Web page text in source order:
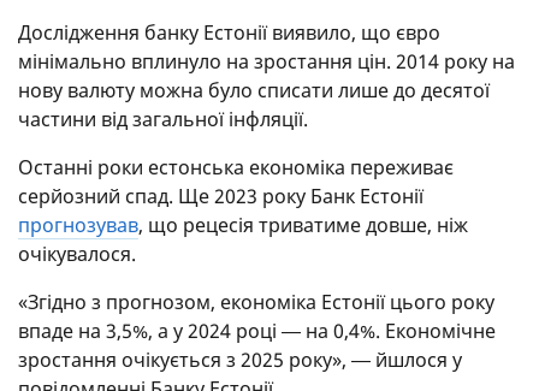
Дослідження банку Естонії виявило, що євро
мінімально вплинуло на зростання цін. 2014 року на
нову валюту можна було списати лише до десятої
частини від загальної інфляції.
Останні роки естонська економіка переживає
серйозний спад. Ще 2023 року Банк Естонії
прогнозував, що рецесія триватиме довше, ніж
очікувалося.
«Згідно з прогнозом, економіка Естонії цього року
впаде на 3,5%, а у 2024 році ― на 0,4%. Економічне
зростання очікується з 2025 року», ― йшлося у